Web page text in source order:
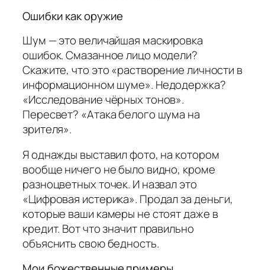
Ошибки как оружие
Шум — это величайшая маскировка
ошибок. Смазанное лицо модели?
Скажите, что это «растворение личности в
информационном шуме». Недодержка?
«Исследование чёрных тонов».
Пересвет? «Атака белого шума на
зрителя».
Я однажды выставил фото, на котором
вообще ничего не было видно, кроме
разноцветных точек. И назвал это
«Цифровая истерика». Продал за деньги,
которые ваши камеры не стоят даже в
кредит. Вот что значит правильно
объяснить свою бедность.